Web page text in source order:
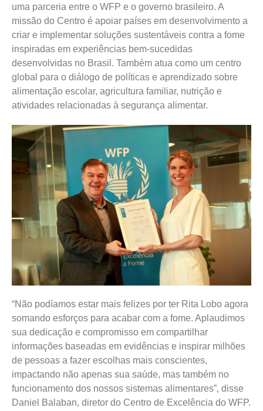
uma parceria entre o WFP e o governo brasileiro. A
missão do Centro é apoiar países em desenvolvimento a
criar e implementar soluções sustentáveis contra a fome
inspiradas em experiências bem-sucedidas
desenvolvidas no Brasil. Também atua como um centro
global para o diálogo de políticas e aprendizado sobre
alimentação escolar, agricultura familiar, nutrição e
atividades relacionadas à segurança alimentar.
“Não podíamos estar mais felizes por ter Rita Lobo agora
somando esforços para acabar com a fome. Aplaudimos
sua dedicação e compromisso em compartilhar
informações baseadas em evidências e inspirar milhões
de pessoas a fazer escolhas mais conscientes,
impactando não apenas sua saúde, mas também no
funcionamento dos nossos sistemas alimentares”, disse
Daniel Balaban, diretor do Centro de Excelência do WFP.